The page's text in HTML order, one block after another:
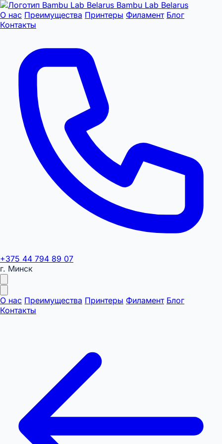
Bambu Lab Belarus
О нас Преимущества Принтеры Филамент Блог
Контакты
+375 44 794 89 07
г. Минск
О нас Преимущества Принтеры Филамент Блог
Контакты